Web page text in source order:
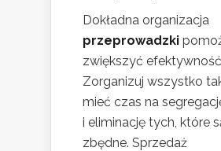
Dokładna organizacja
przeprowadzki
zwiększyć
Zorganizuj wszystko
mieć czas na
i eliminację tych, które
zbędne. Sprzedaż